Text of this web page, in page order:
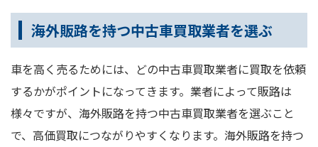
海外販路を持つ中古車買取業者を選ぶ
車を高く売るためには、どの中古車買取業者に買取を依頼
するかがポイントになってきます。業者によって販路は
様々ですが、海外販路を持つ中古車買取業者を選ぶこと
で、高価買取につながりやすくなります。海外販路を持つ